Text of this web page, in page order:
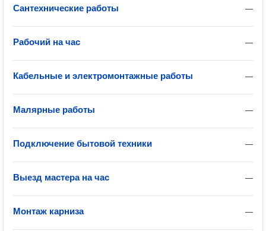
—
Сантехнические работы
—
Рабочий на час
—
Кабельные и электромонтажные работы
—
Малярные работы
—
Подключение бытовой техники
—
Выезд мастера на час
—
Монтаж карниза